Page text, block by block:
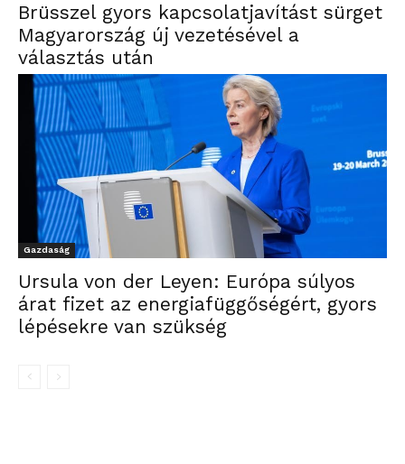
Brüsszel gyors kapcsolatjavítást sürget
Magyarország új vezetésével a
választás után
Gazdaság
Ursula von der Leyen: Európa súlyos
árat fizet az energiafüggőségért, gyors
lépésekre van szükség